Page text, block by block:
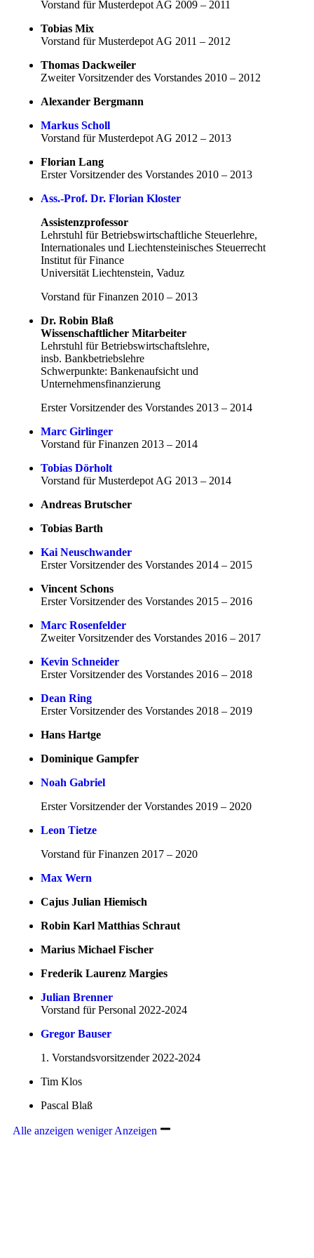
Vorstand für Musterdepot AG 2009 – 2011
Tobias Mix
Vorstand für Musterdepot AG 2011 – 2012
Thomas Dackweiler
Zweiter Vorsitzender des Vorstandes 2010 – 2012
Alexander Bergmann
Markus Scholl
Vorstand für Musterdepot AG 2012 – 2013
Florian Lang
Erster Vorsitzender des Vorstandes 2010 – 2013
Ass.-Prof. Dr. Florian Kloster
Assistenzprofessor
Lehrstuhl für Betriebswirtschaftliche Steuerlehre,
Internationales und Liechtensteinisches Steuerrecht
Institut für Finance
Universität Liechtenstein, Vaduz
Vorstand für Finanzen 2010 – 2013
Dr. Robin Blaß
Wissenschaftlicher Mitarbeiter
Lehrstuhl für Betriebswirtschaftslehre,
insb. Bankbetriebslehre
Schwerpunkte: Bankenaufsicht und
Unternehmensfinanzierung
Erster Vorsitzender des Vorstandes 2013 – 2014
Marc Girlinger
Vorstand für Finanzen 2013 – 2014
Tobias Dörholt
Vorstand für Musterdepot AG 2013 – 2014
Andreas Brutscher
Tobias Barth
Kai Neuschwander
Erster Vorsitzender des Vorstandes 2014 – 2015
Vincent Schons
Erster Vorsitzender des Vorstandes 2015 – 2016
Marc Rosenfelder
Zweiter Vorsitzender des Vorstandes 2016 – 2017
Kevin Schneider
Erster Vorsitzender des Vorstandes 2016 – 2018
Dean Ring
Erster Vorsitzender des Vorstandes 2018 – 2019
Hans Hartge
Dominique Gampfer
Noah Gabriel
Erster Vorsitzender der Vorstandes 2019 – 2020
Leon Tietze
Vorstand für Finanzen 2017 – 2020
Max Wern
Cajus Julian Hiemisch
Robin Karl Matthias Schraut
Marius Michael Fischer
Frederik Laurenz Margies
Julian Brenner
Vorstand für Personal 2022-2024
Gregor Bauser
1. Vorstandsvorsitzender 2022-2024
Tim Klos
Pascal Blaß
Alle anzeigen weniger Anzeigen